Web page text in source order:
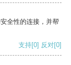
全性的连接，并帮
支持[0] 反对[0]